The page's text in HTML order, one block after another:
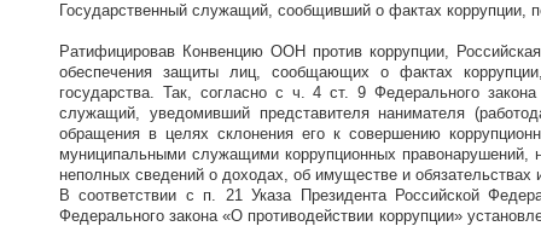
Государственный служащий, сообщивший о фактах коррупции,
Ратифицировав Конвенцию ООН против коррупции,
обеспечения защиты лиц, сообщающих о фактах
государства. Так, согласно с ч. 4 ст. 9 Федерального
служащий, уведомивший представителя нанимателя
обращения в целях склонения его к совершению
муниципальными служащими коррупционных правонарушений,
неполных сведений о доходах, об имуществе и
В соответствии с п. 21 Указа Президента Российской
Федерального закона «О противодействии коррупции»